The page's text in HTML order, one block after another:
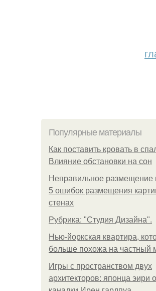
Популярные материалы
Как поставить кровать в
Влияние обстановки на сон
Неправильное размещение
5 ошибок размещения
стенах
Рубрика: "Студия Дизайна".
Нью-йоркская квартира,
больше похожа на частный
Игры с пространством двух
архитекторов: японца эири